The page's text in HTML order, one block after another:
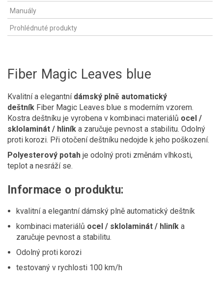
Manuály
Prohlédnuté produkty
Fiber Magic Leaves blue
Kvalitní a elegantní dámský plně automatický
deštník Fiber Magic Leaves blue s moderním vzorem.
Kostra deštníku je vyrobena v kombinaci materiálů ocel /
sklolaminát / hliník a zaručuje pevnost a stabilitu. Odolný
proti korozi. Při otočení deštníku nedojde k jeho poškození.
Polyesterový potah je odolný proti změnám vlhkosti,
teplot a nesráží se.
Informace o produktu:
kvalitní a elegantní dámský plně automatický deštník
kombinaci materiálů ocel / sklolaminát / hliník a
zaručuje pevnost a stabilitu.
Odolný proti korozi
testovaný v rychlosti 100 km/h